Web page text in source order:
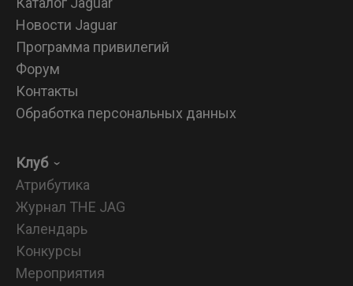
Новости Jaguar
Программа привилегий
Форум
Контакты
Обработка персональных данных
Клуб
Атрибутика
Журнал THE JAG
Календарь
Конкурсы
Мероприятия